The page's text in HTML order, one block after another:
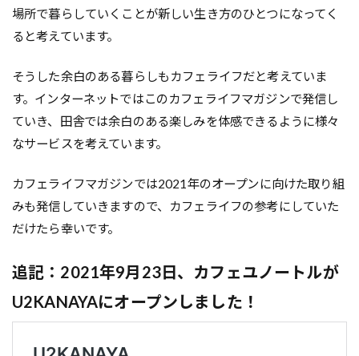
場所で暮らしていくことが新しい生き方のひとつになってく
ると考えています。
そうした余白のある暮らしもカフェライフだと考えていま
す。インターネットではこのカフェライフマガジンで発信し
ていき、田舎では余白のある楽しみを体感できるように様々
なサービスを考えています。
カフェライフマガジンでは2021年のオープンに向けた取り組
みも発信していきますので、カフェライフの参考にしていた
だけたら幸いです。
追記：2021年9月23日、カフェユノートルが
U2KANAYAにオープンしました！